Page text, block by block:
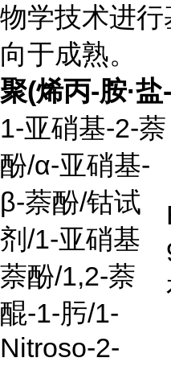
物学技术进
向于成熟。
聚(烯丙-胺·盐
1-亚硝基-2-萘
酚/α-亚硝基-
β-萘酚/钴试
剂/1-亚硝基
萘酚/1,2-萘
醌-1-肟/1-
Nitroso-2-